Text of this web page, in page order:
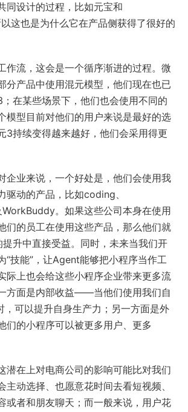
同设计的过程，比如元宝和
这也是为什么它在产品侧获得了很好的
作流，这会是一个循序渐进的过程。微
分产品中使用混元模型，他们现在也已
在某些场景下，他们也会使用不同的
模型目前对他们的用户来说是最好的选
3持续变得越来越好，他们会采用得更
企业来说，一个好处是，他们会使用我
驱动的产品，比如coding、
。如果这些公司本身在使用
们的员工在使用这些产品，那么他们就
升中直接受益。同时，未来当我们开
“技能”，让Agent能够把小程序当作工
际上也会给这些小程序企业带来更多流
方面是内部收益——当他们使用我们自
，可以提升自身生产力；另一方面是外
的小程序可以被更多用户、更多
潜在上对电商公司的影响可能比对我们
主动选择、也愿意花时间去看短视频、
或者和朋友聊天；而一般来说，用户花